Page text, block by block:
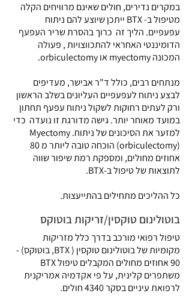
במקרים נדירים, חולים שאינם מרוויחים הקלה
מטיפול ב- BTX ייתכן שיוצע להם ניתוח
עפעפיים. הליך זה כרוך בהסרת שריר העפעף
הדומיננטי האחראי להתכווצויות , פעולה
המכונה myectomy או orbiculectomy.
מנתחים רבים, כולל ד"ר אבישר, מעדיפים
לבצע ניתוח לעפעפיים העליונים בשלב הראשון
ורק לעתים רחוקות לשקול ניתוח עפעף תחתון
במועד מאוחר יותר. גישה מדורגת זו נועדה כדי
למזער את הסיכונים של ניתוח. Myectomy
(orbiculectomy) הוכחה טובה ליותר מ 80
אחוזים מחולים, ומספקת רמת שיפור שווה
לתוצאות של טיפול ב-BTX.
כל ההליכים מתחילים בהתייעצות.
בוטולינום טוקסין/זריקות בוטוקס
טיפול רפואי מורכב בדרך כלל מזריקות
מקומיות של בוטולינום טוקסין ( BTX, בוטוקס) -
90 אחוזים מחולים המקבלים טיפול BTX
משתפרים קלינית, על פי אקדמיה אמריקנית
לרפואת עיניים בסקר 4340 חולים.